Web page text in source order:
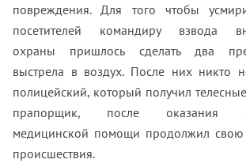
повреждения. Для того чтобы
посетителей командиру взвода
охраны пришлось сделать два
выстрела в воздух. После них никто
полицейский, который получил
прапорщик, после оказания
медицинской помощи продолжил свою
происшествия.